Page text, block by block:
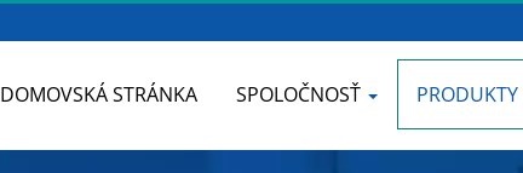
DOMOVSKÁ STRÁNKA SPOLOČNOSŤ PRODUKTY